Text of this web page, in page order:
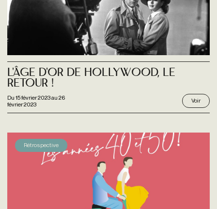
Du 15 février 2023au 26
février 2023
L'Âge d'or de Hollywood, le
retour !
Voir
Rétrospective